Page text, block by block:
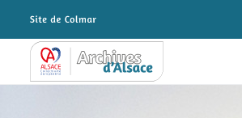
Archives Alsace - Colmar